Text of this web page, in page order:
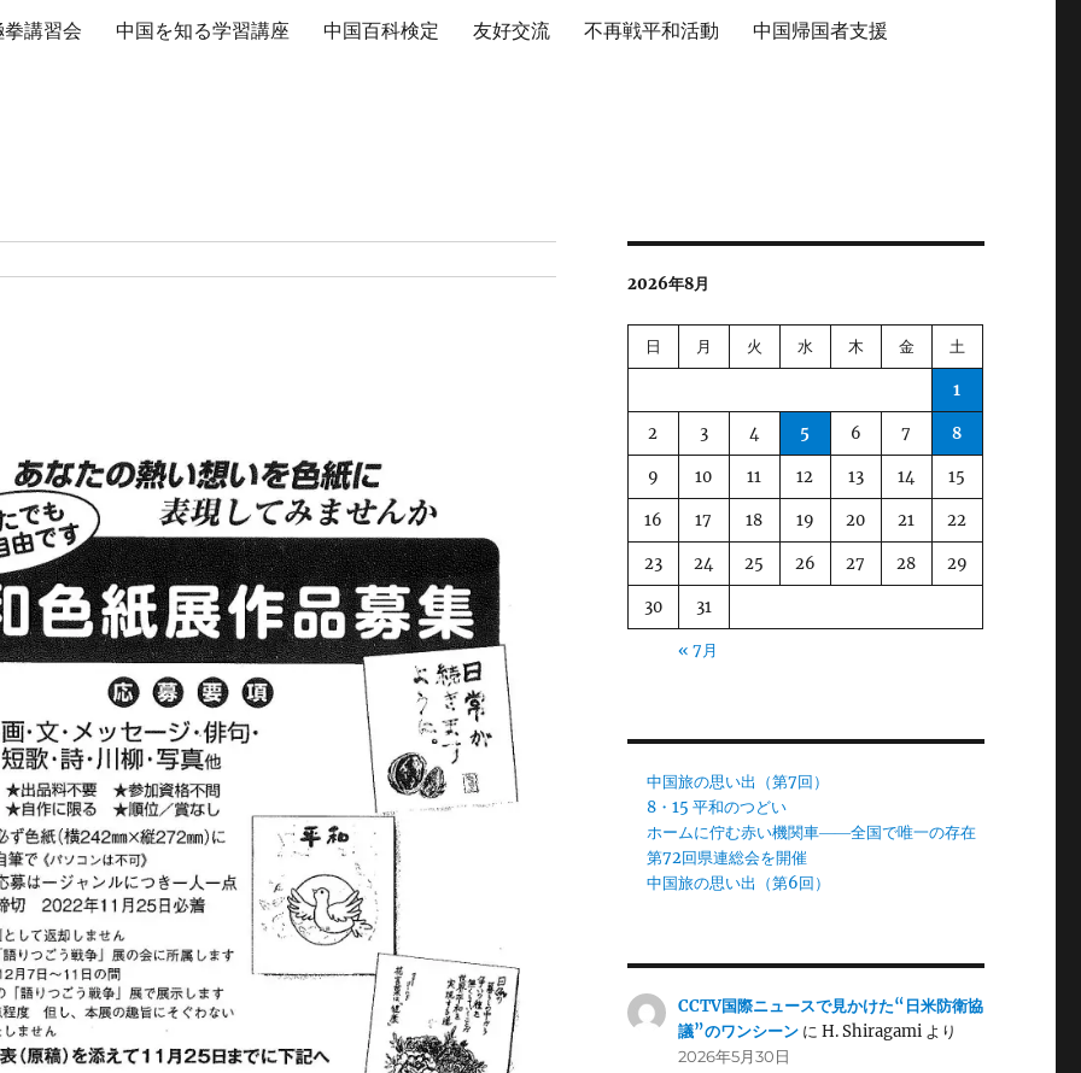
拳講習会 中国を知る学習講座 中国百科検定 友好交流 不再戦平和活動 中国帰国者支援
2026年8月
日 月 火 水 木 金 土
1
2 3 4 5 6 7 8
9 10 11 12 13 14 15
16 17 18 19 20 21 22
23 24 25 26 27 28 29
30 31
« 7月
中国旅の思い出（第7回）
8・15 平和のつどい
ホームに佇む赤い機関車――全国で唯一の存在
第72回県連総会を開催
中国旅の思い出（第6回）
CCTV国際ニュースで見かけた“日米防衛協
議”のワンシーン にH. Shiragami より
2026年5月30日